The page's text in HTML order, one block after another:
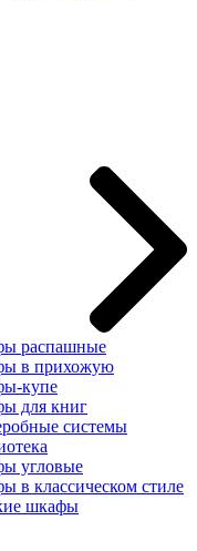
распашные
в прихожую
купе
для книг
системы
угловые
в классическом стиле
шкафы